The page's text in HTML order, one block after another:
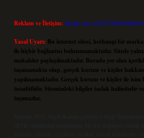
Reklam ve İletişim: Skype:
Yasal Uyarı: Bu internet sitesi, herhangi bir
ile hiçbir bağlantısı bulunmamaktadır. Sitede
makaleler paylaşılmaktadır. Burada yer alan
taşımamakta olup, gerçek kurum ve kişiler
yapılmamaktadır. Gerçek kurum ve kişiler ile
tesadüfidir. Sitemizdeki bilgiler taslak halindedir
taşımazlar.
Sitemiz, 5651 Sayılı Kanun gereğince Bilgi
(BTK) tarafından onaylanmış bir Yer Sağlayıcı
nedenle, sitedeki içerikleri proaktif olarak denetleme